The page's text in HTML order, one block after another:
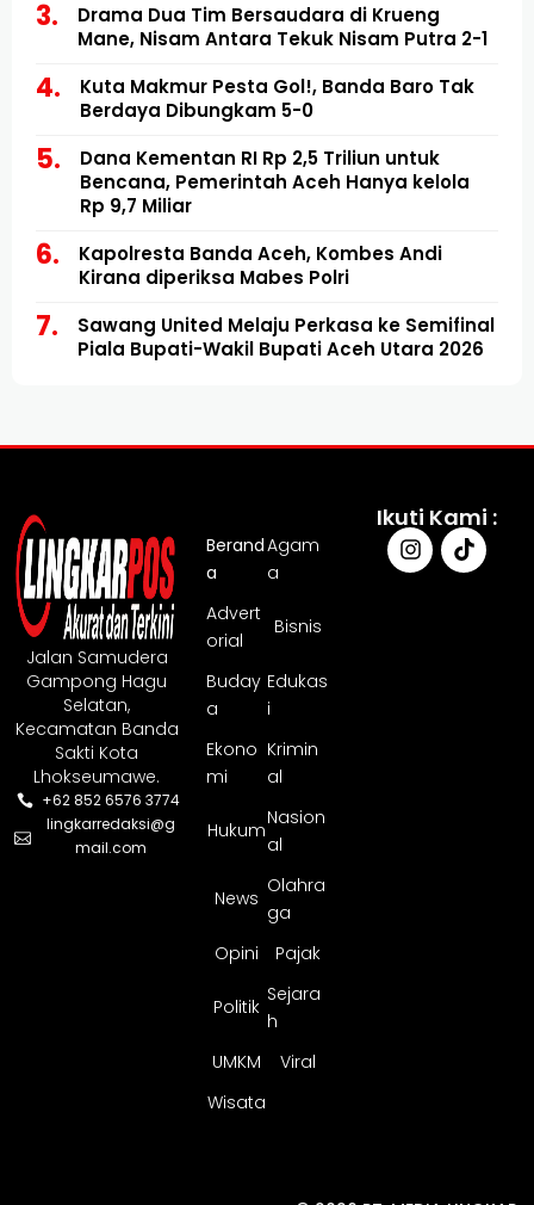
Drama Dua Tim Bersaudara di Krueng
Mane, Nisam Antara Tekuk Nisam Putra 2-1
Kuta Makmur Pesta Gol!, Banda Baro Tak
Berdaya Dibungkam 5-0
Dana Kementan RI Rp 2,5 Triliun untuk
Bencana, Pemerintah Aceh Hanya kelola
Rp 9,7 Miliar
Kapolresta Banda Aceh, Kombes Andi
Kirana diperiksa Mabes Polri
Sawang United Melaju Perkasa ke Semifinal
Piala Bupati-Wakil Bupati Aceh Utara 2026
Jalan Samudera
Gampong Hagu
Selatan,
Kecamatan Banda
Sakti Kota
Lhokseumawe.
+62 852 6576 3774
lingkarredaksi@g
mail.com
Berand
a
Agam
a
Advert
orial
Bisnis
Buday
a
Edukas
i
Ekono
mi
Krimin
al
Hukum
Nasion
al
News
Olahra
ga
Opini
Pajak
Politik
Sejara
h
UMKM
Viral
Wisata
Ikuti Kami :